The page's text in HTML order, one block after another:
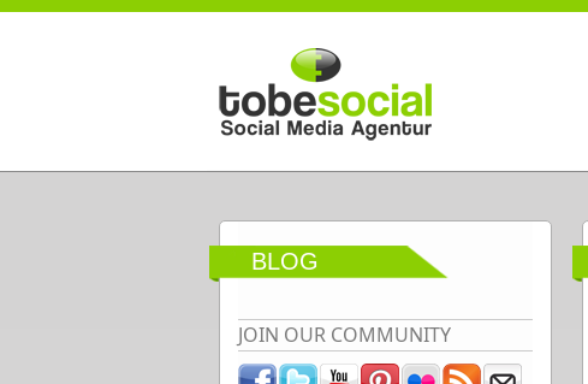
Direkt zum Inhalt
BLOG
JOIN OUR COMMUNITY